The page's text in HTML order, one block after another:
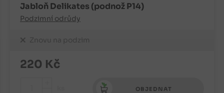
Jabloň Delikates (podnož P14)
Podzimní odrůdy
Znovu na podzim
220 Kč
OBJEDNAT